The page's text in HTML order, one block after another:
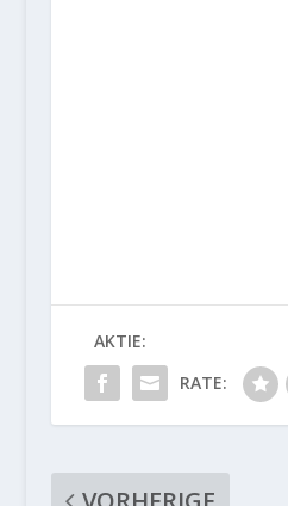
AKTIE:
RATE: